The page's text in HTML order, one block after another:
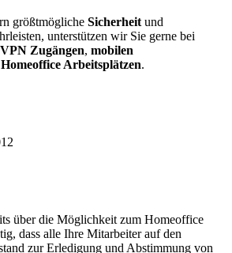
größtmögliche Sicherheit und
unterstützen wir Sie gerne bei
VPN Zugängen, mobilen
Homeoffice Arbeitsplätzen.
über die Möglichkeit zum Homeoffice
dass alle Ihre Mitarbeiter auf den
zur Erledigung und Abstimmung von